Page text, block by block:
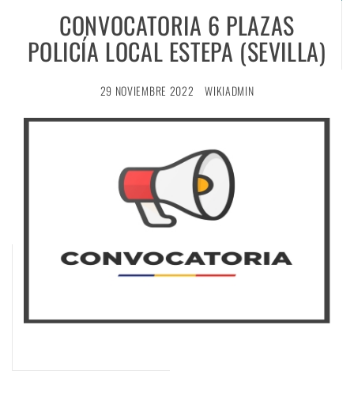
CONVOCATORIA 6 PLAZAS
POLICÍA LOCAL ESTEPA (SEVILLA)
29 NOVIEMBRE 2022 WIKIADMIN